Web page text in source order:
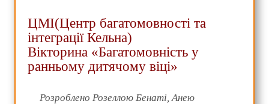
ЦМІ(Центр багатомовності та
інтеграції Кельна)
Вікторина «Багатомовність у
ранньому дитячому віці»
Розроблено Розеллою Бенаті, Анею